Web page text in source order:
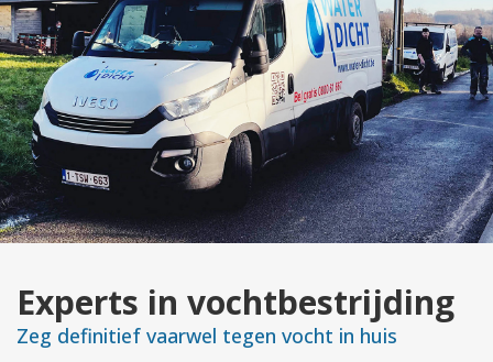
Experts in vochtbestrijding
Zeg definitief vaarwel tegen vocht in huis